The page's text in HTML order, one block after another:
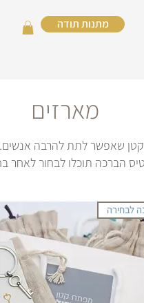
מתנות תודה
מארזים
משהו קטן שאפשר לתת
הברכה תוכלו לבחור לאחר
לבחירה